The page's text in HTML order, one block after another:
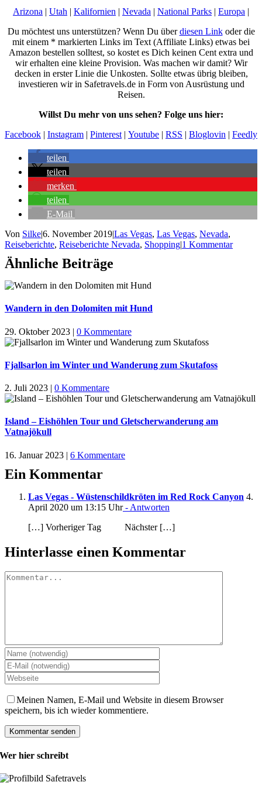
Arizona | Utah | Kalifornien | Nevada | National Parks | Europa |
Du möchtest uns unterstützen? Wenn Du überdiesen Linkoder die
mit einem * markierten Links im Text (Affiliate Links) etwas bei
Amazon bestellen solltest, so kostet es Dich keinen Cent extra und
wir erhalten eine kleine Provision. Was machen wir damit? Wir
decken in erster Linie die Unkosten. Sollte etwas übrig bleiben,
investieren wir in Safetravels.de in Form von Ausrüstung und
Reisen.
Willst Du mehr von uns sehen? Folge uns hier:
Facebook | Instagram | Pinterest | Youtube | RSS | Bloglovin | Feedly
teilen
teilen
merken
teilen
E-Mail
Von Silke|6. November 2019|Las Vegas, Las Vegas, Nevada,
Reiseberichte, Reiseberichte Nevada, Shopping|1 Kommentar
Ähnliche Beiträge
Wandern in den Dolomiten mit Hund
29. Oktober 2023 | 0 Kommentare
Fjallsarlon im Winter und Wanderung zum Skutafoss
2. Juli 2023 | 0 Kommentare
Island – Eishöhlen Tour und Gletscherwanderung am
Vatnajökull
16. Januar 2023 | 6 Kommentare
Ein Kommentar
Las Vegas - Wüstenschildkröten im Red Rock Canyon 4.
April 2020 um 13:15 Uhr- Antworten
[…] Vorheriger Tag Nächster […]
Hinterlasse einen Kommentar
Kommentar
Meinen Namen, E-Mail und Website in diesem Browser
speichern, bis ich wieder kommentiere.
Wer hier schreibt